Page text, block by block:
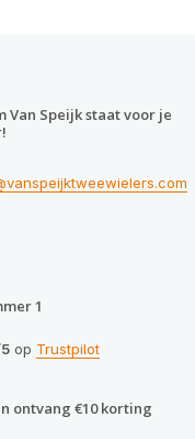
Van Speijk staat voor je
1
op Trustpilot
ontvang €10 korting